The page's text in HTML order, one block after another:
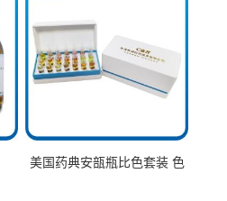
美国药典安瓿瓶比色套装 色